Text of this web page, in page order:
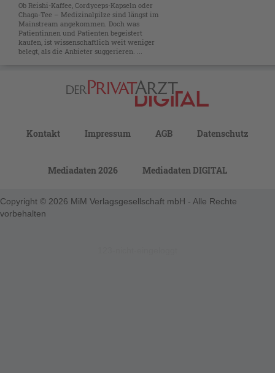
Ob Reishi-Kaffee, Cordyceps-Kapseln oder
Chaga-Tee – Medizinalpilze sind längst im
Mainstream angekommen. Doch was
Patientinnen und Patienten begeistert
kaufen, ist wissenschaftlich weit weniger
belegt, als die Anbieter suggerieren. ...
Kontakt Impressum AGB Datenschutz
Mediadaten 2026 Mediadaten DIGITAL
Copyright © 2026 MiM Verlagsgesellschaft mbH - Alle Rechte
vorbehalten